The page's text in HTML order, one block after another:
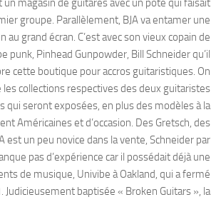
magasin de guitares avec un pote qui faisait
groupe. Parallèlement, BJA va entamer une
au grand écran. C’est avec son vieux copain de
punk, Pinhead Gunpowder, Bill Schneider qu’il
cette boutique pour accros guitaristiques. On
les collections respectives des deux guitaristes
qui seront exposées, en plus des modèles à la
Américaines et d’occasion. Des Gretsch, des
est un peu novice dans la vente, Schneider par
pas d’expérience car il possédait déjà une
de musique, Univibe à Oakland, qui a fermé
Judicieusement baptisée « Broken Guitars », la